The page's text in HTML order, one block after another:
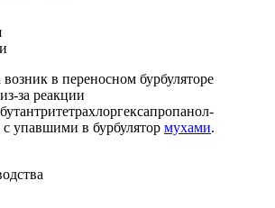
в переносном бурбуляторе
за реакции
упавшими в бурбулятор мухами.